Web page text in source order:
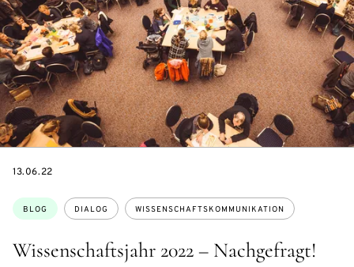
Wissenschaftsjahr 2022 – Nachgefragt!
Themen:
BLOG DIALOG WISSENSCHAFTSKOMMUNIKATION
DATE
13.06.22